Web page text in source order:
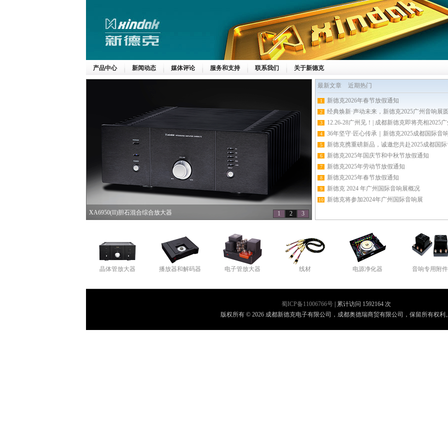
产品中心 新闻动态 媒体评论 服务和支持 联系我们 关于新德克
XA6950(II)胆石混合综合放大器 1 2 3
最新文章 近期热门
1 新德克2026年春节放假通知
2 经典焕新·声动未来，新德克2025广州音响展
3 12.26-28广州见！| 成都新德克即将亮相2025
4 36年坚守·匠心传承｜新德克2025成都国际音
5 新德克携重磅新品，诚邀您共赴2025成都国
6 新德克2025年国庆节和中秋节放假通知
7 新德克2025年劳动节放假通知
8 新德克2025年春节放假通知
9 新德克 2024 年广州国际音响展概况
10 新德克将参加2024年广州国际音响展
晶体管放大器 播放器和解码器 电子管放大器 线材 电源净化器 音响专用附件
蜀ICP备11006766号
| 累计访问 1592164 次
版权所有 © 2026 成都新德克电子有限公司，成都奥德瑞商贸有限公司，保留所有权利